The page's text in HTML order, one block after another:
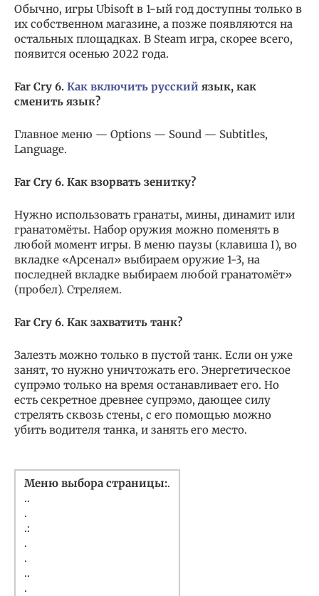
Обычно, игры Ubisoft в 1-ый год доступны только в
их собственном магазине, а позже появляются на
остальных площадках. В Steam игра, скорее всего,
появится осенью 2022 года.
Far Cry 6. Как включить русский язык, как
сменить язык?
Главное меню — Options — Sound — Subtitles,
Language.
Far Cry 6. Как взорвать зенитку?
Нужно использовать гранаты, мины, динамит или
гранатомёты. Набор оружия можно поменять в
любой момент игры. В меню паузы (клавиша I), во
вкладке «Арсенал» выбираем оружие 1-3, на
последней вкладке выбираем любой гранатомёт»
(пробел). Стреляем.
Far Cry 6. Как захватить танк?
Залезть можно только в пустой танк. Если он уже
занят, то нужно уничтожать его. Энергетическое
супрэмо только на время останавливает его. Но
есть секретное древнее супрэмо, дающее силу
стрелять сквозь стены, с его помощью можно
убить водителя танка, и занять его место.
Меню выбора страницы:.
..
.
.:
.
.
..
.